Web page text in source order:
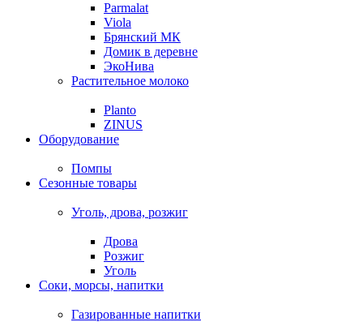
Parmalat
Viola
Брянский МК
Домик в деревне
ЭкоНива
Растительное молоко
Planto
ZINUS
Оборудование
Помпы
Сезонные товары
Уголь, дрова, розжиг
Дрова
Розжиг
Уголь
Соки, морсы, напитки
Газированные напитки